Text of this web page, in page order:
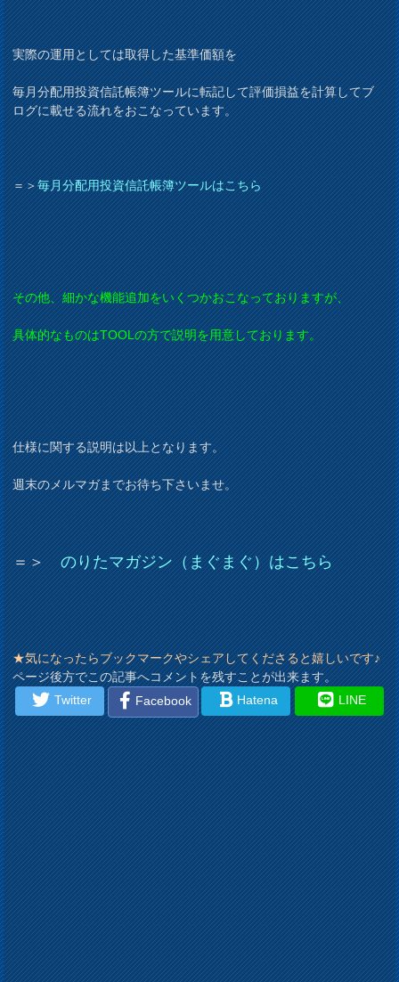
実際の運用としては取得した基準価額を
毎月分配用投資信託帳簿ツールに転記して評価損益を計算してブ
ログに載せる流れをおこなっています。
＝＞毎月分配用投資信託帳簿ツールはこちら
その他、細かな機能追加をいくつかおこなっておりますが、
具体的なものはTOOLの方で説明を用意しております。
仕様に関する説明は以上となります。
週末のメルマガまでお待ち下さいませ。
＝＞のりたマガジン（まぐまぐ）はこちら
★気になったらブックマークやシェアしてくださると嬉しいです♪
ページ後方でこの記事へコメントを残すことが出来ます。
Twitter
Facebook Hatena LINE